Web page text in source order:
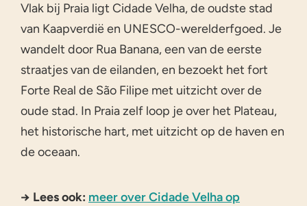
Vlak bij Praia ligt Cidade Velha, de oudste stad
van Kaapverdië en UNESCO-werelderfgoed. Je
wandelt door Rua Banana, een van de eerste
straatjes van de eilanden, en bezoekt het fort
Forte Real de São Filipe met uitzicht over de
oude stad. In Praia zelf loop je over het Plateau,
het historische hart, met uitzicht op de haven en
de oceaan.
→ Lees ook: meer over Cidade Velha op